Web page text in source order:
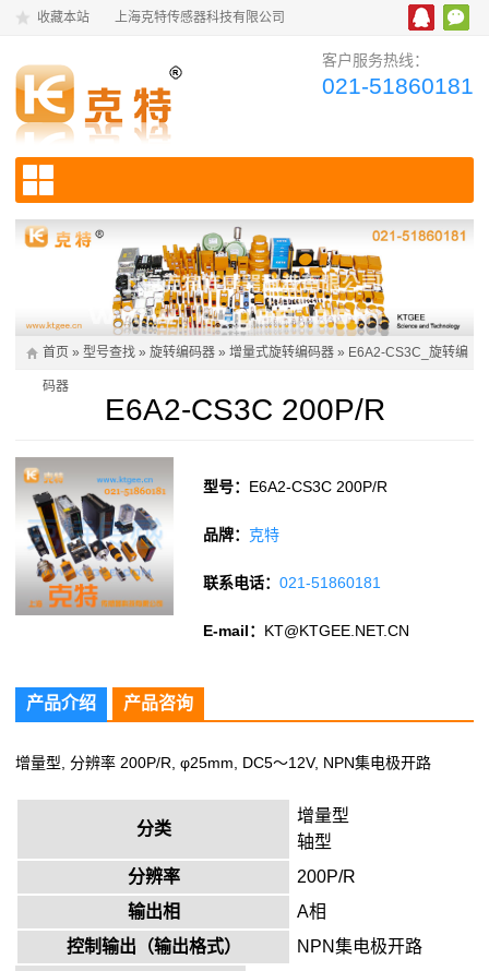
收藏本站 上海克特传感器科技有限公司
客户服务热线：
021-51860181
首页 » 型号查找 » 旋转编码器 » 增量式旋转编码器 » E6A2-CS3C_旋转编
码器
E6A2-CS3C 200P/R
型号： E6A2-CS3C 200P/R
品牌： 克特
联系电话：021-51860181
E-mail： KT@KTGEE.NET.CN
产品介绍 产品咨询
增量型, 分辨率 200P/R, φ25mm, DC5～12V, NPN集电极开路
分类
增量型
轴型
分辨率
200P/R
输出相
A相
控制输出（输出格式）
NPN集电极开路